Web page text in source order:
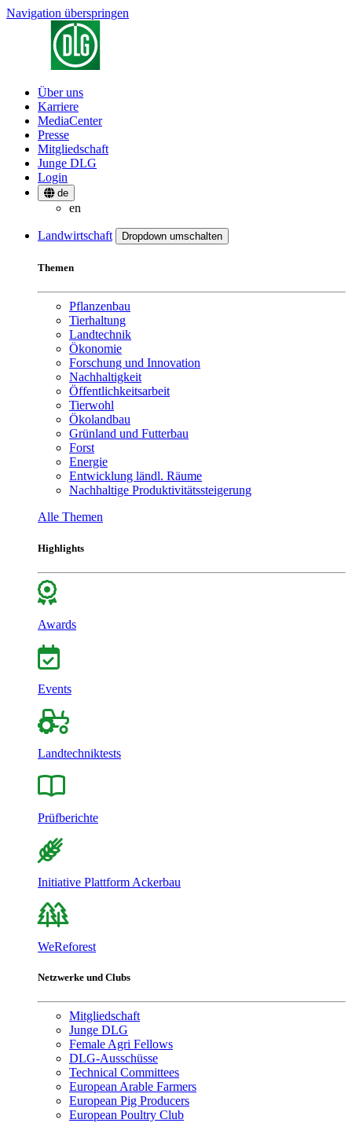
Navigation überspringen
Über uns
Karriere
MediaCenter
Presse
Mitgliedschaft
Junge DLG
Login
de
en
Landwirtschaft Dropdown umschalten
Themen
Pflanzenbau
Tierhaltung
Landtechnik
Ökonomie
Forschung und Innovation
Nachhaltigkeit
Öffentlichkeitsarbeit
Tierwohl
Ökolandbau
Grünland und Futterbau
Forst
Energie
Entwicklung ländl. Räume
Nachhaltige Produktivitätssteigerung
Alle Themen
Highlights
Awards
Events
Landtechniktests
Prüfberichte
Initiative Plattform Ackerbau
WeReforest
Netzwerke und Clubs
Mitgliedschaft
Junge DLG
Female Agri Fellows
DLG-Ausschüsse
Technical Committees
European Arable Farmers
European Pig Producers
European Poultry Club